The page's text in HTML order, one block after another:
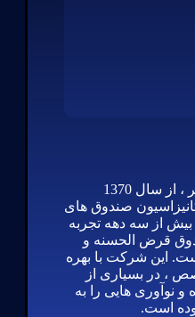
شرکت نرم افزاری کوثر ، از سال 1370
صندوق های
از سه دهه تجربه
قرض الحسنه و
این شرکت با بهره
، در بسیاری از
و نوآوری هایی را به
است.